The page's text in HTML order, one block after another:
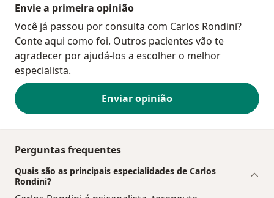
Envie a primeira opinião
Você já passou por consulta com Carlos Rondini?
Conte aqui como foi. Outros pacientes vão te
agradecer por ajudá-los a escolher o melhor
especialista.
Enviar opinião
Perguntas frequentes
Quais são as principais especialidades de Carlos
Rondini?